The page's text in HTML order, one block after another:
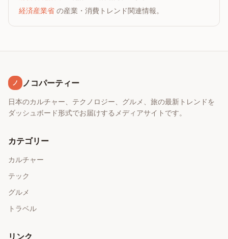
経済産業省 の産業・消費トレンド関連情報。
ノ ノコパーティー
日本のカルチャー、テクノロジー、グルメ、旅の最新トレンドを
ダッシュボード形式でお届けするメディアサイトです。
カテゴリー
カルチャー
テック
グルメ
トラベル
リンク